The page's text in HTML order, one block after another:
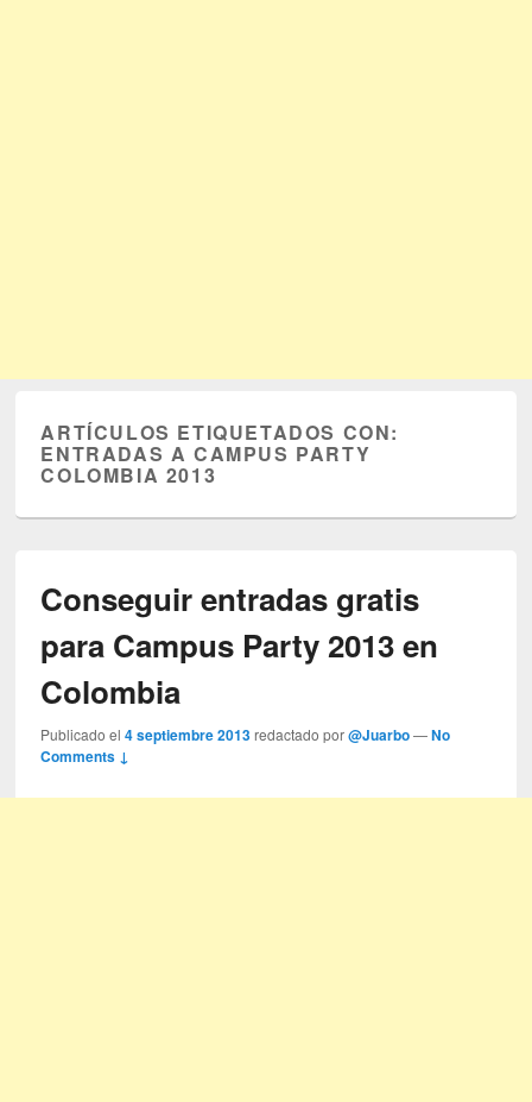
ARTÍCULOS ETIQUETADOS CON:
ENTRADAS A CAMPUS PARTY
COLOMBIA 2013
Conseguir entradas gratis
para Campus Party 2013 en
Colombia
Publicado el4 septiembre 2013 redactado por@Juarbo —No
Comments ↓